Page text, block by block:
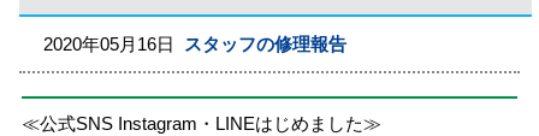
2020年05月16日 スタッフの修理報告
≪公式SNS Instagram・LINEはじめました≫